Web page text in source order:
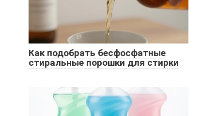
Как подобрать бесфосфатные
стиральные порошки для стирки